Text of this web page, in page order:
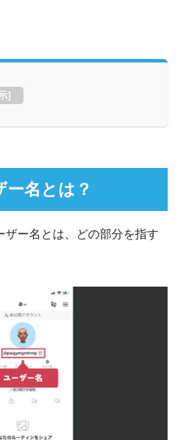
]
名とは？
ザー名とは、どの部分を指す